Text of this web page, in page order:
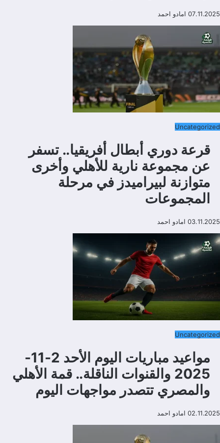
07.11.2025 امادو احمد
Uncategorized
قرعة دوري أبطال أفريقيا.. تسفر
عن مجموعة نارية للأهلي وأخرى
متوازنة لبيراميدز في مرحلة
المجموعات
03.11.2025 امادو احمد
Uncategorized
مواعيد مباريات اليوم الأحد 2-11-
2025 والقنوات الناقلة.. قمة الأهلي
والمصري تتصدر مواجهات اليوم
02.11.2025 امادو احمد